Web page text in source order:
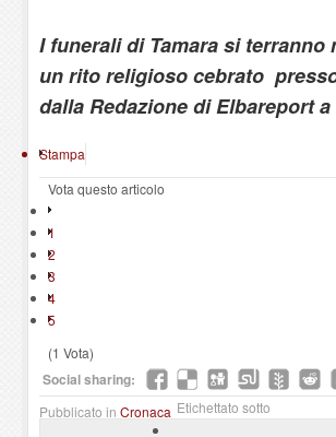
I funerali di Tamara si
un rito religioso cebrato
dalla Redazione di Elbareport
Stampa
Vota questo articolo
1
2
3
4
5
(1 Vota)
Social sharing:
Pubblicato in Cronaca Etichettato sotto